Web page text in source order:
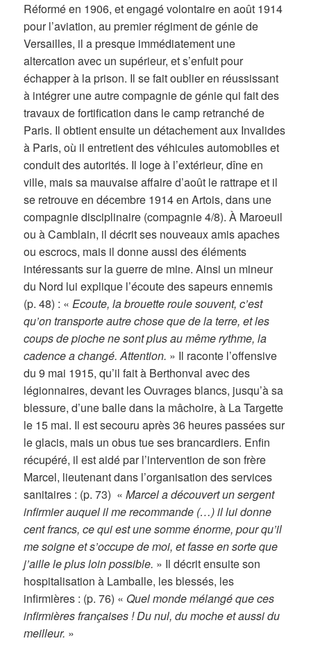
Réformé en 1906, et engagé volontaire en août 1914
pour l’aviation, au premier régiment de génie de
Versailles, il a presque immédiatement une
altercation avec un supérieur, et s’enfuit pour
échapper à la prison. Il se fait oublier en réussissant
à intégrer une autre compagnie de génie qui fait des
travaux de fortification dans le camp retranché de
Paris. Il obtient ensuite un détachement aux Invalides
à Paris, où il entretient des véhicules automobiles et
conduit des autorités. Il loge à l’extérieur, dîne en
ville, mais sa mauvaise affaire d’août le rattrape et il
se retrouve en décembre 1914 en Artois, dans une
compagnie disciplinaire (compagnie 4/8). À Maroeuil
ou à Camblain, il décrit ses nouveaux amis apaches
ou escrocs, mais il donne aussi des éléments
intéressants sur la guerre de mine. Ainsi un mineur
du Nord lui explique l’écoute des sapeurs ennemis
(p. 48) : «Ecoute, la brouette roule souvent, c’est
qu’on transporte autre chose que de la terre, et les
coups de pioche ne sont plus au même rythme, la
cadence a changé. Attention. » Il raconte l’offensive
du 9 mai 1915, qu’il fait à Berthonval avec des
légionnaires, devant les Ouvrages blancs, jusqu’à sa
blessure, d’une balle dans la mâchoire, à La Targette
le 15 mai. Il est secouru après 36 heures passées sur
le glacis, mais un obus tue ses brancardiers. Enfin
récupéré, il est aidé par l’intervention de son frère
Marcel, lieutenant dans l’organisation des services
sanitaires : (p. 73) «Marcel a découvert un sergent
infirmier auquel il me recommande (…) il lui donne
cent francs, ce qui est une somme énorme, pour qu’il
me soigne et s’occupe de moi, et fasse en sorte que
j’aille le plus loin possible. » Il décrit ensuite son
hospitalisation à Lamballe, les blessés, les
infirmières : (p. 76) « Quel monde mélangé que ces
infirmières françaises ! Du nul, du moche et aussi du
meilleur. »